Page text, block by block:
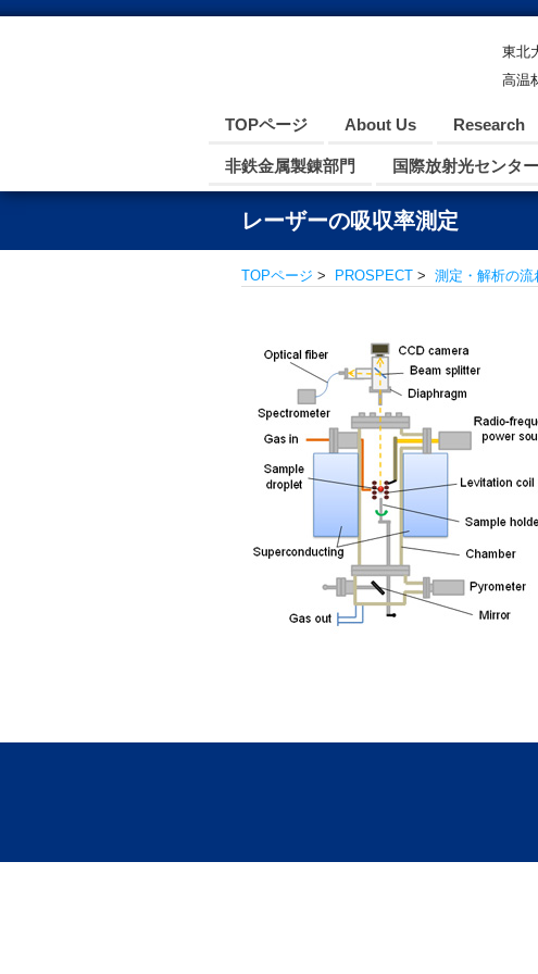
東北
高温
TOPページ About Us Research
非鉄金属製錬部門 国際放射光センター
レーザーの吸収率測定
TOPページ > PROSPECT > 測定・解析の